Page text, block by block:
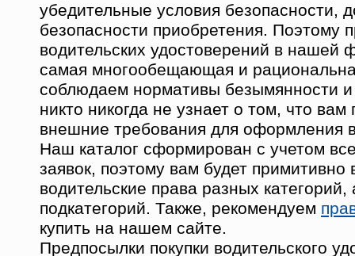
убедительные условия безопасности,
безопасности приобретения. Поэтому
водительских удостоверений в нашей
самая многообещающая и
соблюдаем нормативы безымянности
никто никогда не узнает о том, что
внешние требования для оформления
Наш каталог сформирован с учетом
заявок, поэтому вам будет примитивно
водительские права разных категорий,
подкатегорий. Также, рекомендуем
купить на нашем сайте.
Предпосылки покупки водительского